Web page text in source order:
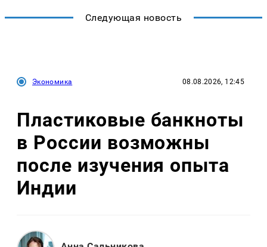
Следующая новость
Экономика 08.08.2026, 12:45
Пластиковые банкноты
в России возможны
после изучения опыта
Индии